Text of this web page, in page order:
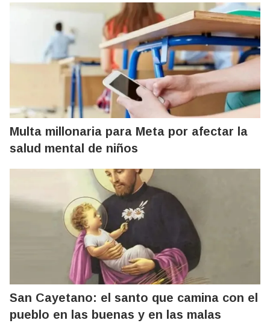
Multa millonaria para Meta por afectar la
salud mental de niños
San Cayetano: el santo que camina con el
pueblo en las buenas y en las malas